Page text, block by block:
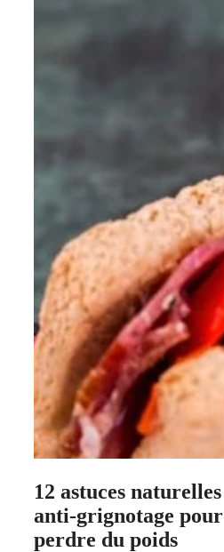
12 astuces naturelles
anti-grignotage pour
perdre du poids